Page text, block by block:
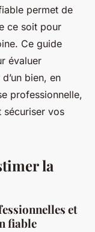
fiable
permet de
ce soit pour
Ce guide
évaluer
bien, en
professionnelle,
sécuriser vos
la
et
fiable